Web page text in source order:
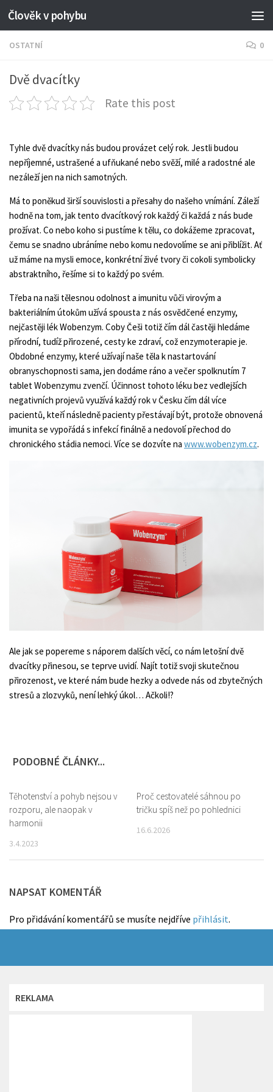
Člověk v pohybu
OSTATNÍ 0
Dvě dvacítky
Rate this post
Tyhle dvě dvacítky nás budou provázet celý rok. Jestli budou
nepříjemné, ustrašené a ufňukané nebo svěží, milé a radostné ale
nezáleží jen na nich samotných.
Má to poněkud širší souvislosti a přesahy do našeho vnímání. Záleží
hodně na tom, jak tento dvacítkový rok každý či každá z nás bude
prožívat. Co nebo koho si pustíme k tělu, co dokážeme zpracovat,
čemu se snadno ubráníme nebo komu nedovolíme se ani přiblížit. Ať
už máme na mysli emoce, konkrétní živé tvory či cokoli symbolicky
abstraktního, řešíme si to každý po svém.
Třeba na naši tělesnou odolnost a imunitu vůči virovým a
bakteriálním útokům užívá spousta z nás osvědčené enzymy,
nejčastěji lék Wobenzym. Coby Češi totiž čím dál častěji hledáme
přírodní, tudíž přirozené, cesty ke zdraví, což enzymoterapie je.
Obdobné enzymy, které užívají naše těla k nastartování
obranyschopnosti sama, jen dodáme ráno a večer spolknutím 7
tablet Wobenzymu zvenčí. Účinnost tohoto léku bez vedlejších
negativních projevů využívá každý rok v Česku čím dál více
pacientů, kteří následně pacienty přestávají být, protože obnovená
imunita se vypořádá s infekcí finálně a nedovolí přechod do
chronického stádia nemoci. Více se dozvíte na www.wobenzym.cz.
Ale jak se popereme s náporem dalších věcí, co nám letošní dvě
dvacítky přinesou, se teprve uvidí. Najít totiž svoji skutečnou
přirozenost, ve které nám bude hezky a odvede nás od zbytečných
stresů a zlozvyků, není lehký úkol… Ačkoli!?
PODOBNÉ ČLÁNKY...
Těhotenství a pohyb nejsou v
rozporu, ale naopak v
harmonii
3.4.2023
Proč cestovatelé sáhnou po
tričku spíš než po pohlednici
16.6.2026
NAPSAT KOMENTÁŘ
Pro přidávání komentářů se musíte nejdříve přihlásit.
REKLAMA